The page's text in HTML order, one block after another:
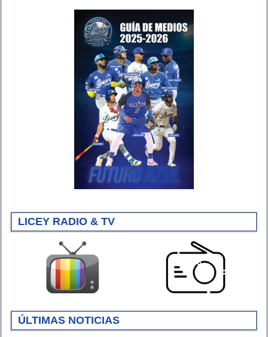
LICEY RADIO & TV
ÚLTIMAS NOTICIAS